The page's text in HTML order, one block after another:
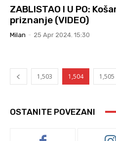
ZABLISTAO I U PO:
priznanje (VIDEO)
Milan - 25 Apr 2024. 15:30
1,503 1,504 1,505
OSTANITE POVEZANI